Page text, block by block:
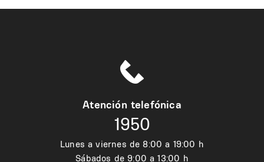
Atención telefónica
1950
Lunes a viernes de 8:00 a 19:00 h
Sábados de 9:00 a 13:00 h